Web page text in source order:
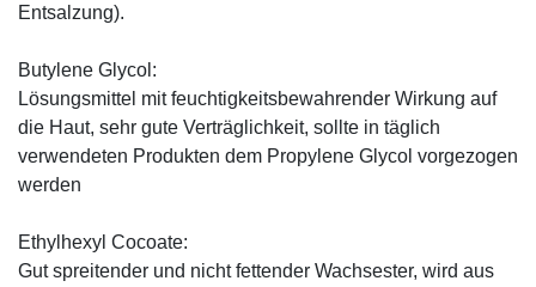
Entsalzung).
Butylene Glycol:
Lösungsmittel mit feuchtigkeitsbewahrender Wirkung auf
die Haut, sehr gute Verträglichkeit, sollte in täglich
verwendeten Produkten dem Propylene Glycol vorgezogen
werden
Ethylhexyl Cocoate:
Gut spreitender und nicht fettender Wachsester, wird aus